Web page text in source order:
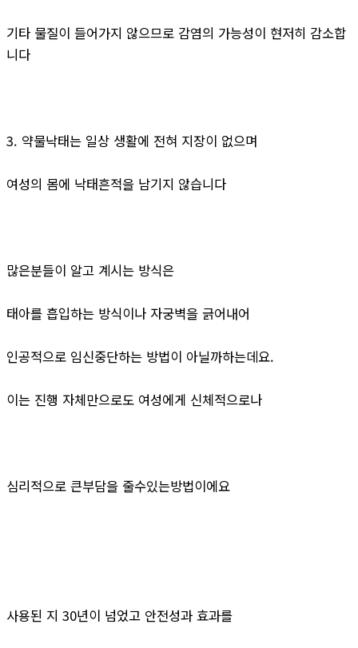
기타 물질이 들어가지 않으므로 감염의 가능성이 현저히 감소합
니다
3. 약물낙태는 일상 생활에 전혀 지장이 없으며
여성의 몸에 낙태흔적을 남기지 않습니다
많은분들이 알고 계시는 방식은
태아를 흡입하는 방식이나 자궁벽을 긁어내어
인공적으로 임신중단하는 방법이 아닐까하는데요.
이는 진행 자체만으로도 여성에게 신체적으로나
심리적으로 큰부담을 줄수있는방법이에요
사용된 지 30년이 넘었고 안전성과 효과를